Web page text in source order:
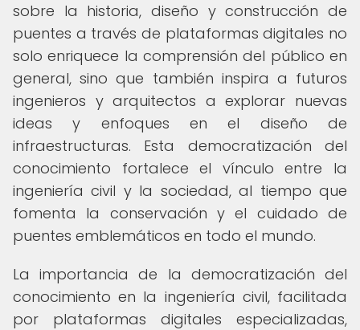
sobre la historia, diseño y construcción de
puentes a través de plataformas digitales no
solo enriquece la comprensión del público en
general, sino que también inspira a futuros
ingenieros y arquitectos a explorar nuevas
ideas y enfoques en el diseño de
infraestructuras. Esta democratización del
conocimiento fortalece el vínculo entre la
ingeniería civil y la sociedad, al tiempo que
fomenta la conservación y el cuidado de
puentes emblemáticos en todo el mundo.
La importancia de la democratización del
conocimiento en la ingeniería civil, facilitada
por plataformas digitales especializadas,